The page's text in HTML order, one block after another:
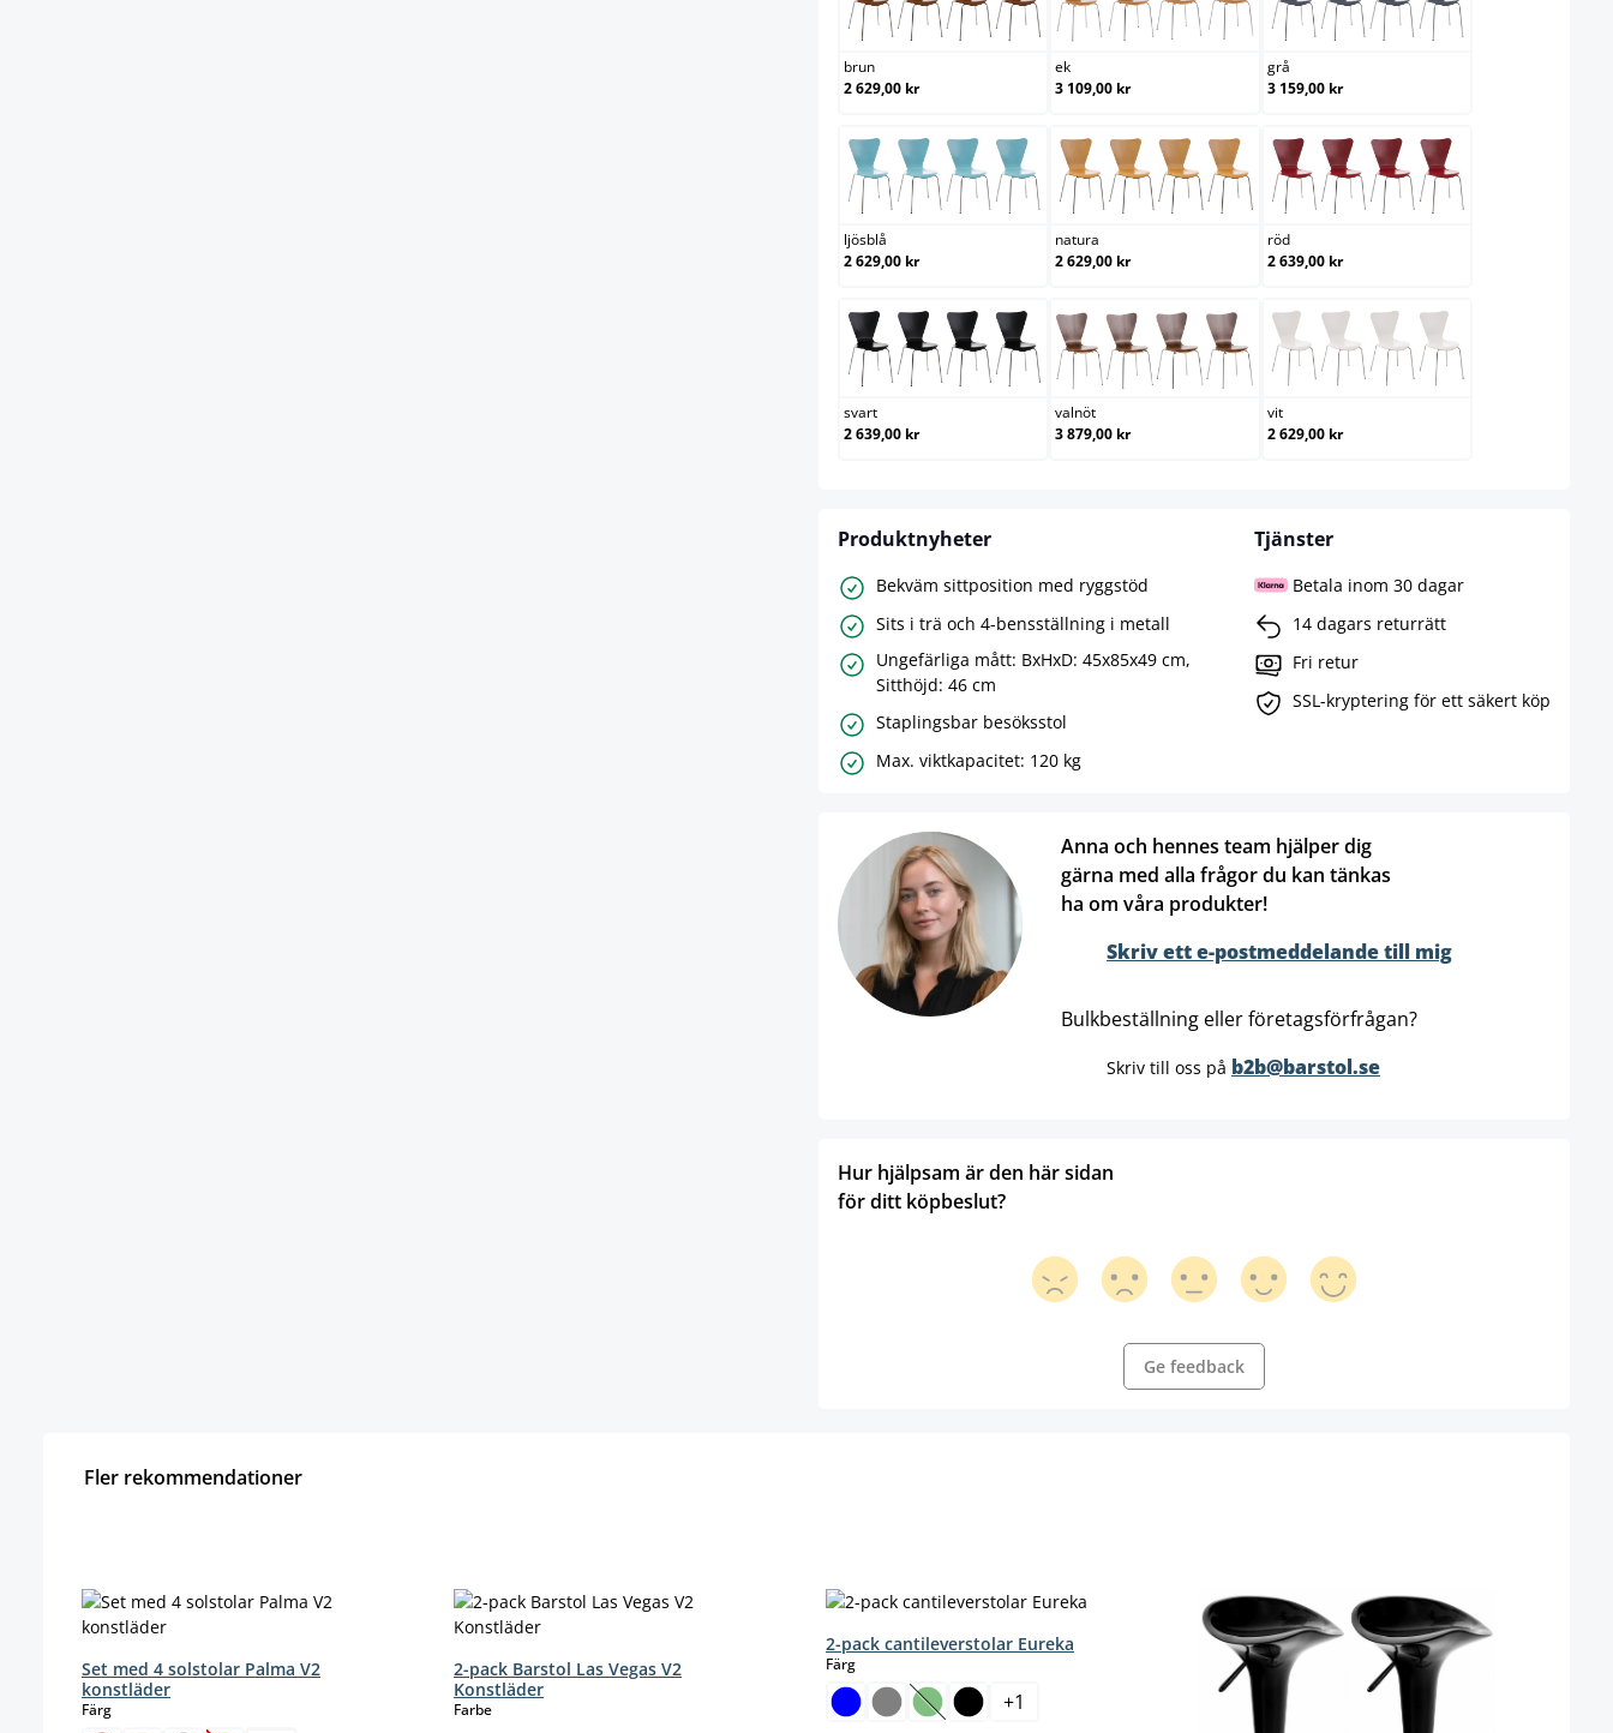
brun
brun
2 629,00 kr
ek
ek
3 109,00 kr
grå
grå
3 159,00 kr
ljösblå
ljösblå
2 629,00 kr
natura
natura
2 629,00 kr
röd
röd
2 639,00 kr
svart
svart
2 639,00 kr
valnöt
valnöt
3 879,00 kr
vit
vit
2 629,00 kr
Produktnyheter
Bekväm sittposition med ryggstöd
Sits i trä och 4-bensställning i metall
Ungefärliga mått: BxHxD: 45x85x49 cm,
Sitthöjd: 46 cm
Staplingsbar besöksstol
Max. viktkapacitet: 120 kg
Tjänster
Betala inom 30 dagar
14 dagars returrätt
Fri retur
SSL-kryptering för ett säkert köp
Anna och hennes team hjälper dig
gärna med alla frågor du kan tänkas
ha om våra produkter!
Skriv ett e-postmeddelande till mig
Bulkbeställning eller företagsförfrågan?
Skriv till oss på b2b@barstol.se
Hur hjälpsam är den här sidan
för ditt köpbeslut?
Ge feedback
Fler rekommendationer
Set med 4 solstolar Palma V2
konstläder
Färgselect
2-pack Barstol Las Vegas V2
Konstläder
Farbeselect
2-pack cantileverstolar Eureka
Färgselect
(Det här alternativet är för närvarande inte tillgängligt.)
+1